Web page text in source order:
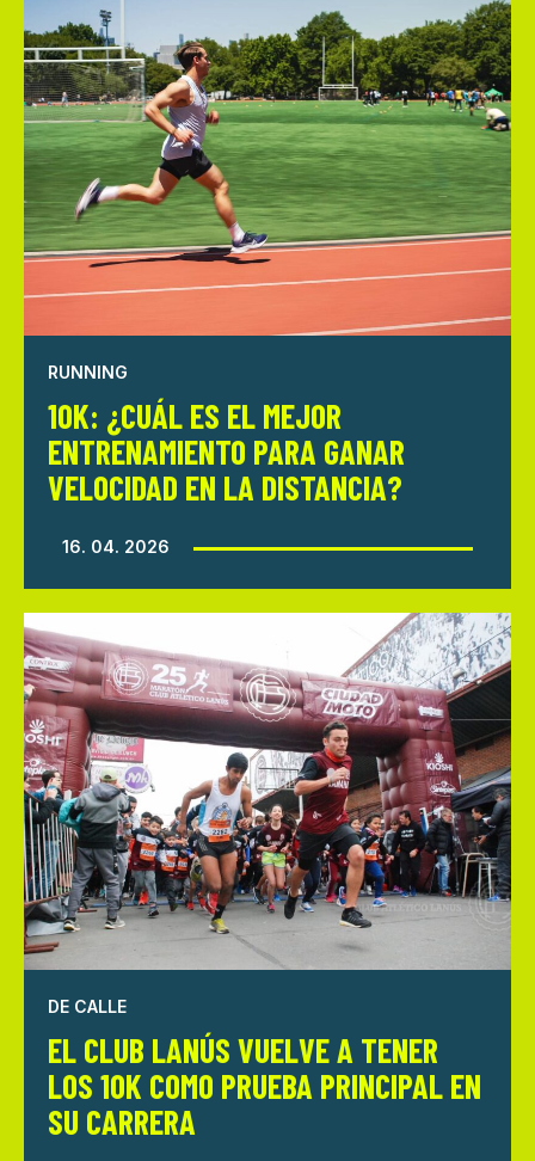
RUNNING
10K: ¿CUÁL ES EL MEJOR
ENTRENAMIENTO PARA GANAR
VELOCIDAD EN LA DISTANCIA?
16. 04. 2026
DE CALLE
EL CLUB LANÚS VUELVE A TENER
LOS 10K COMO PRUEBA PRINCIPAL EN
SU CARRERA